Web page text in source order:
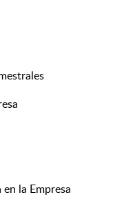
la Empresa